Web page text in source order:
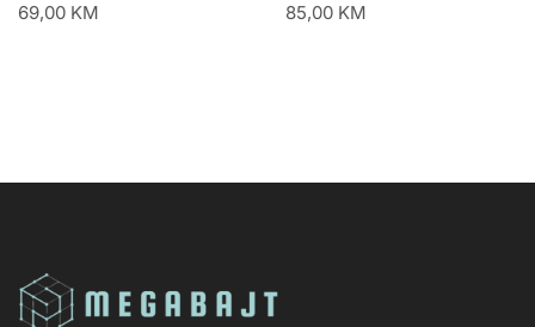
69,00 KM 85,00 KM